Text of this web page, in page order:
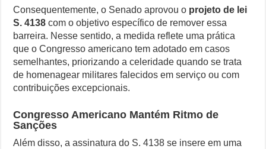
Consequentemente, o Senado aprovou o projeto de lei
S. 4138 com o objetivo específico de remover essa
barreira. Nesse sentido, a medida reflete uma prática
que o Congresso americano tem adotado em casos
semelhantes, priorizando a celeridade quando se trata
de homenagear militares falecidos em serviço ou com
contribuições excepcionais.
Congresso Americano Mantém Ritmo de
Sanções
Além disso, a assinatura do S. 4138 se insere em uma